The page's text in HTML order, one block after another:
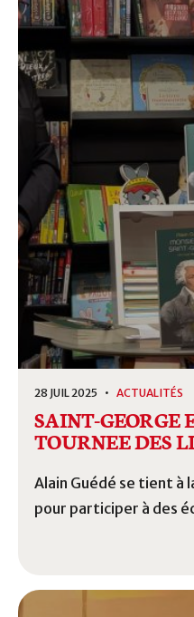
28 JUIL 2025 • ACTUALITÉS
SAINT-GEORGE
TOURNEE DES
Alain Guédé se tient à
pour participer à des